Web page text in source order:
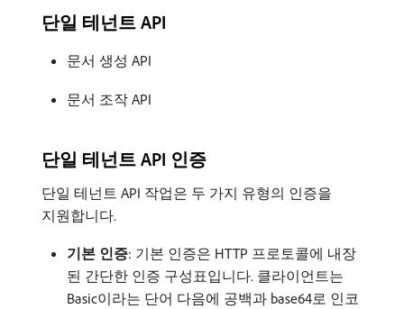
단일 테넌트 API
문서 생성 API
문서 조작 API
단일 테넌트 API 인증
단일 테넌트 API 작업은 두 가지 유형의 인증을
지원합니다.
기본 인증: 기본 인증은 HTTP 프로토콜에 내장
된 간단한 인증 구성표입니다. 클라이언트는
Basic이라는 단어 다음에 공백과 base64로 인코